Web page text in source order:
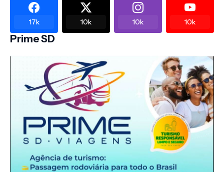
17k 10k 10k 10k
Prime SD